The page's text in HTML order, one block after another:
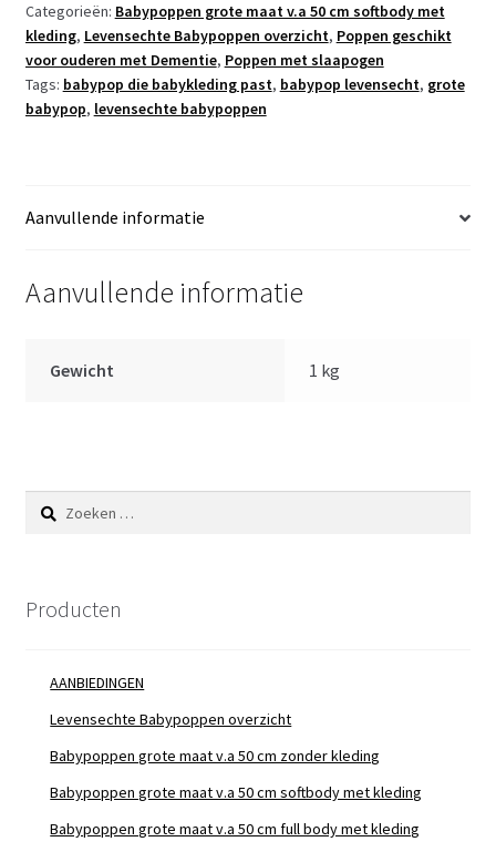
Lisa
met
slaapogen
kleding
en
cm
Categorieën: Babypoppen grote maat v.a 50 cm softbody met
kleding, Levensechte Babypoppen overzicht, Poppen geschikt
voor ouderen met Dementie, Poppen met slaapogen
Tags: babypop die babykleding past, babypop levensecht, grote
babypop, levensechte babypoppen
Aanvullende informatie
Aanvullende informatie
Gewicht 1 kg
Zoeken
naar:
Producten
AANBIEDINGEN
Levensechte Babypoppen overzicht
Babypoppen grote maat v.a 50 cm zonder kleding
Babypoppen grote maat v.a 50 cm softbody met kleding
Babypoppen grote maat v.a 50 cm full body met kleding